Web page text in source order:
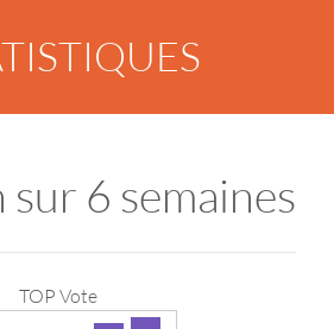
6 semaines
TOP Vote